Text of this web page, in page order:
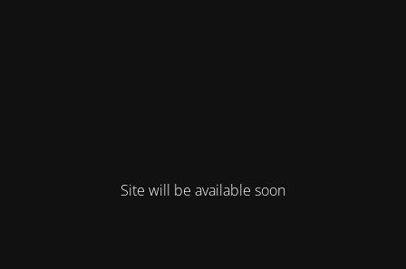
Site will be available soon